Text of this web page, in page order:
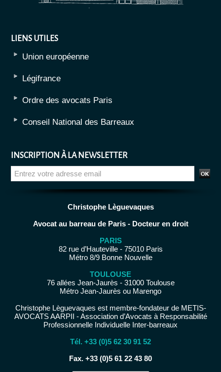
LIENS UTILES
Union européenne
Légifrance
Ordre des avocats Paris
Conseil National des Barreaux
INSCRIPTION À LA NEWSLETTER
Christophe Lèguevaques
Avocat au barreau de Paris - Docteur en droit
PARIS
82 rue d’Hauteville - 75010 Paris
Métro 8/9 Bonne Nouvelle
TOULOUSE
76 allées Jean-Jaurès - 31000 Toulouse
Métro Jean-Jaurès ou Marengo
Christophe Lèguevaques est membre-fondateur de METIS-
AVOCATS AARPII - Association d’Avocats à Responsabilité
Professionnelle Individuelle Inter-barreaux
Tél. +33 (0)5 62 30 91 52
−
Fax. +33 (0)5 61 22 43 80